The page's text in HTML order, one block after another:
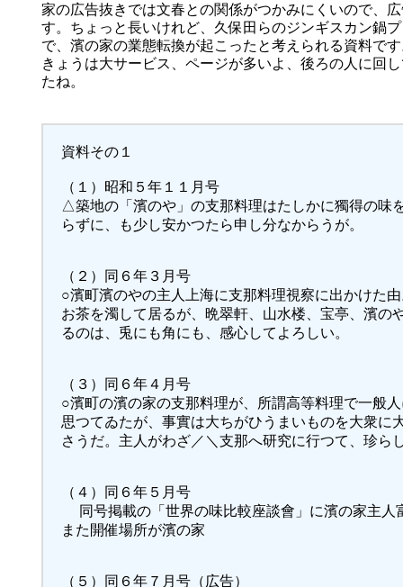
家の広告抜きでは文春との関係がつかみにくいので、
す。ちょっと長いけれど、久保田らのジンギスカン鍋
で、濱の家の業態転換が起こったと考えられる資料で
きょうは大サービス、ページが多いよ、後ろの人に回
たね。
資料その１
（１）昭和５年１１月号
△築地の「濱のや」の支那料理はたしかに獨得の味
らずに、も少し安かつたら申し分なからうが。
（２）同６年３月号
○濱町濱のやの主人上海に支那料理視察に出かけた
お茶を濁して居るが、晩翠軒、山水楼、宝亭、濱の
るのは、兎にも角にも、感心してよろしい。
（３）同６年４月号
○濱町の濱の家の支那料理が、所謂高等料理で一般
思つてゐたが、事實は大ちがひうまいものを大衆に
さうだ。主人がわざ／＼支那へ研究に行つて、珍ら
（４）同６年５月号
同号掲載の「世界の味比較座談會」に濱の家主人
また開催場所が濱の家
（５）同６年７月号（広告）